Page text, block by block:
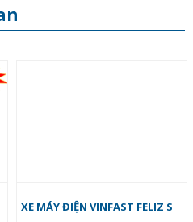
XE MÁY ĐIỆN VINFAST FELIZ S